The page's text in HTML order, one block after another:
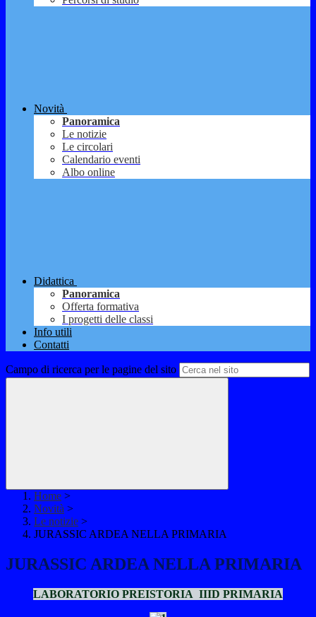
Novità
Panoramica
Le notizie
Le circolari
Calendario eventi
Albo online
Didattica
Panoramica
Offerta formativa
I progetti delle classi
Info utili
Contatti
Campo di ricerca per le pagine del sito
Home >
Novità >
Le notizie >
JURASSIC ARDEA NELLA PRIMARIA
JURASSIC ARDEA NELLA PRIMARIA
LABORATORIO PREISTORIA IIID PRIMARIA